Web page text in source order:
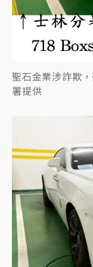
聖石金業涉詐欺
署提供